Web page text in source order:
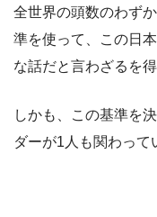
全世界の頭数のわず
準を使って、この日
な話だと言わざるを得
しかも、この基準を
ダーが1人も関わって